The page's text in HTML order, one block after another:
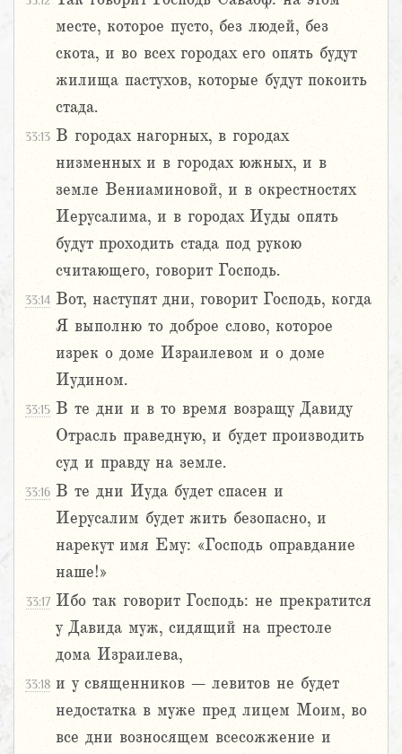
месте, которое пусто, без людей, без
скота, и во всех городах его опять будут
жилища пастухов, которые будут покоить
стада.
33:13 В городах нагорных, в городах
низменных и в городах южных, и в
земле Вениаминовой, и в окрестностях
Иерусалима, и в городах Иуды опять
будут проходить стада под рукою
считающего, говорит Господь.
33:14 Вот, наступят дни, говорит Господь, когда
Я выполню то доброе слово, которое
изрек о доме Израилевом и о доме
Иудином.
33:15 В те дни и в то время возращу Давиду
Отрасль праведную, и будет производить
суд и правду на земле.
33:16 В те дни Иуда будет спасен и
Иерусалим будет жить безопасно, и
нарекут имя Ему: «Господь оправдание
наше!»
33:17 Ибо так говорит Господь: не прекратится
у Давида муж, сидящий на престоле
дома Израилева,
33:18 и у священников – левитов не будет
недостатка в муже пред лицем Моим, во
все дни возносящем всесожжение и